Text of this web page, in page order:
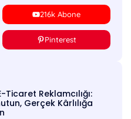
216k Abone
Pinterest
Ticaret Reklamcılığı:
Gerçek Kârlılığa